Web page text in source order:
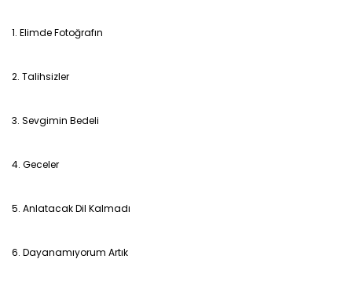
1. Elimde Fotoğrafın
2. Talihsizler
3. Sevgimin Bedeli
4. Geceler
5. Anlatacak Dil Kalmadı
6. Dayanamıyorum Artık